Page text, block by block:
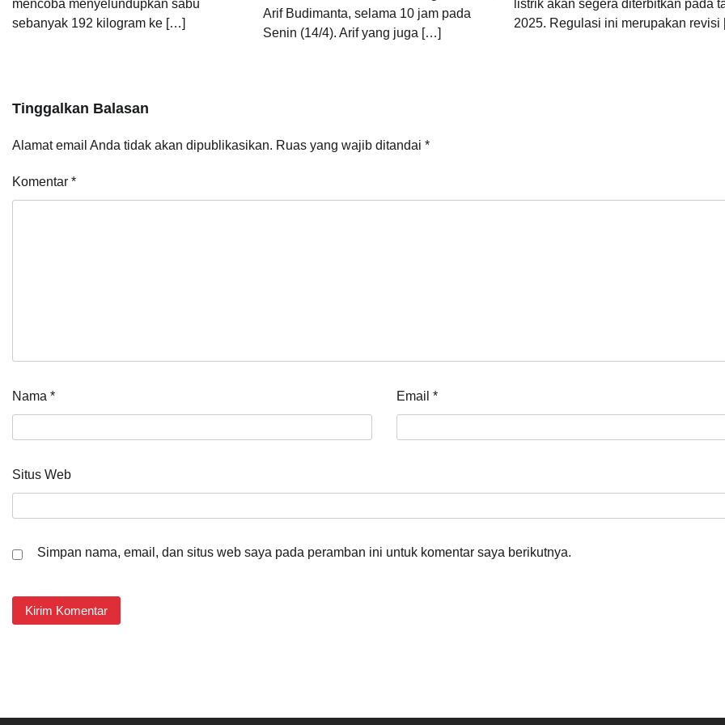
mencoba menyelundupkan sabu
sebanyak 192 kilogram ke […]
Arif Budimanta, selama 10 jam pada
Senin (14/4). Arif yang juga […]
listrik akan segera diterbitkan pada
2025. Regulasi ini merupakan
Tinggalkan Balasan
Alamat email Anda tidak akan dipublikasikan. Ruas yang wajib ditandai *
Komentar *
Nama * Email *
Situs Web
Simpan nama, email, dan situs web saya pada peramban ini untuk komentar saya berikutnya.